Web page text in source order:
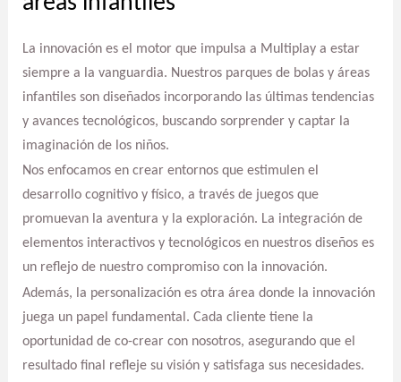
La innovación es el motor que impulsa a Multiplay a estar
siempre a la vanguardia. Nuestros parques de bolas y áreas
infantiles son diseñados incorporando las últimas tendencias
y avances tecnológicos, buscando sorprender y captar la
imaginación de los niños.
Nos enfocamos en crear entornos que estimulen el
desarrollo cognitivo y físico, a través de juegos que
promuevan la aventura y la exploración. La integración de
elementos interactivos y tecnológicos en nuestros diseños es
un reflejo de nuestro compromiso con la innovación.
Además, la personalización es otra área donde la innovación
juega un papel fundamental. Cada cliente tiene la
oportunidad de co-crear con nosotros, asegurando que el
resultado final refleje su visión y satisfaga sus necesidades.